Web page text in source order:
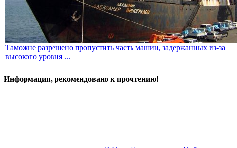
Таможне разрешено пропустить часть машин, задержанных из-за
высокого уровня ...
Информация, рекомендовано к прочтению!